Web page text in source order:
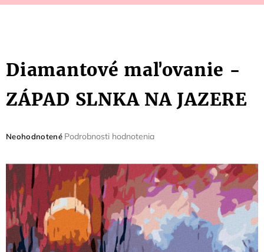
Diamantové maľovanie -
ZÁPAD SLNKA NA JAZERE
Priemerné
je
0,0
5
hviezdičiek.
Neohodnotené Podrobnosti hodnotenia